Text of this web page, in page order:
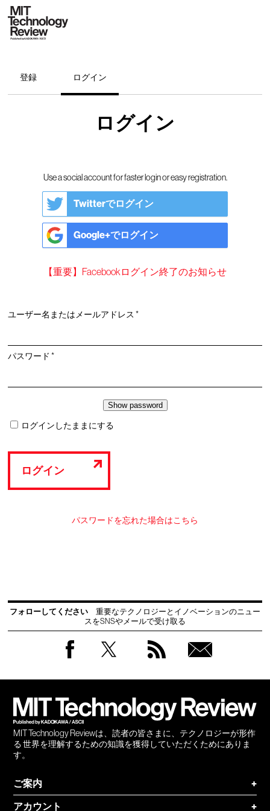
登録 ログイン
ログイン
Use a social account for faster login or easy registration.
Twitterでログイン
Google+でログイン
【重要】Facebookログイン終了のお知らせ
ユーザー名またはメールアドレス*必
パスワード*必
ログインしたままにする
ログイン
パスワードを忘れた場合はこちら
フォローしてください
重要なテクノロジーとイノベーションのニュー
スをSNSやメールで受け取る
MIT Technology Reviewは、読者の皆さまに、テクノロジーが形作
る 世界を理解するための知識を獲得していただくためにありま
す。
ご案内
+
アカウント
+